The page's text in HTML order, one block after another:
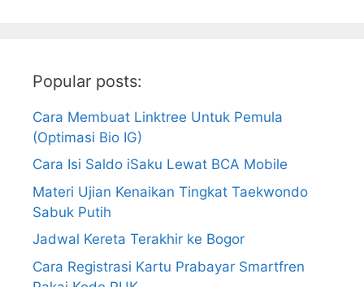
Popular posts:
Cara Membuat Linktree Untuk Pemula
(Optimasi Bio IG)
Cara Isi Saldo iSaku Lewat BCA Mobile
Materi Ujian Kenaikan Tingkat Taekwondo
Sabuk Putih
Jadwal Kereta Terakhir ke Bogor
Cara Registrasi Kartu Prabayar Smartfren